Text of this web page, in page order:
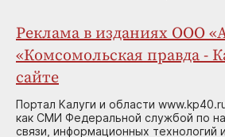
Реклама в изданиях ООО
«Комсомольская правда -
сайте
Портал Калуги и области
как СМИ Федеральной службой по
связи, информационных технологий